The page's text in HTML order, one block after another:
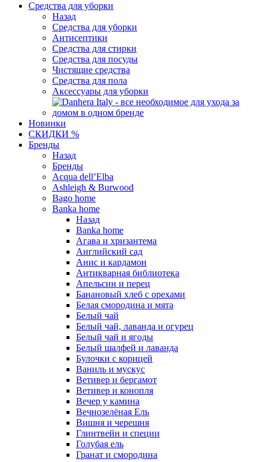
Средства для уборки
Назад
Средства для уборки
Антисептики
Средства для стирки
Средства для посуды
Чистящие средства
Средства для пола
Аксессуары для уборки
Новинки
СКИДКИ %
Бренды
Назад
Бренды
Acqua dell’Elba
Ashleigh & Burwood
Bago home
Banka home
Назад
Banka home
Агава и хризантема
Английский сад
Анис и кардамон
Антикварная библиотека
Апельсин и перец
Банановый хлеб с орехами
Белая смородина и мята
Белый чай
Белый чай, лаванда и огурец
Белый чай и ягоды
Белый шалфей и лаванда
Булочки с корицей
Ваниль и мускус
Ветивер и бергамот
Ветивер и конопля
Вечер у камина
Вечнозелёная Ель
Вишня и черешня
Глинтвейн и специи
Голубая ель
Гранат и смородина